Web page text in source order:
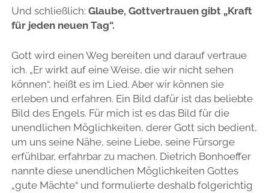
Und schließlich: Glaube, Gottvertrauen gibt „Kraft
für jeden neuen Tag“.
Gott wird einen Weg bereiten und darauf vertraue
ich. „Er wirkt auf eine Weise, die wir nicht sehen
können“, heißt es im Lied. Aber wir können sie
erleben und erfahren. Ein Bild dafür ist das beliebte
Bild des Engels. Für mich ist es das Bild für die
unendlichen Möglichkeiten, derer Gott sich bedient,
um uns seine Nähe, seine Liebe, seine Fürsorge
erfühlbar, erfahrbar zu machen. Dietrich Bonhoeffer
nannte diese unendlichen Möglichkeiten Gottes
„gute Mächte“ und formulierte deshalb folgerichtig